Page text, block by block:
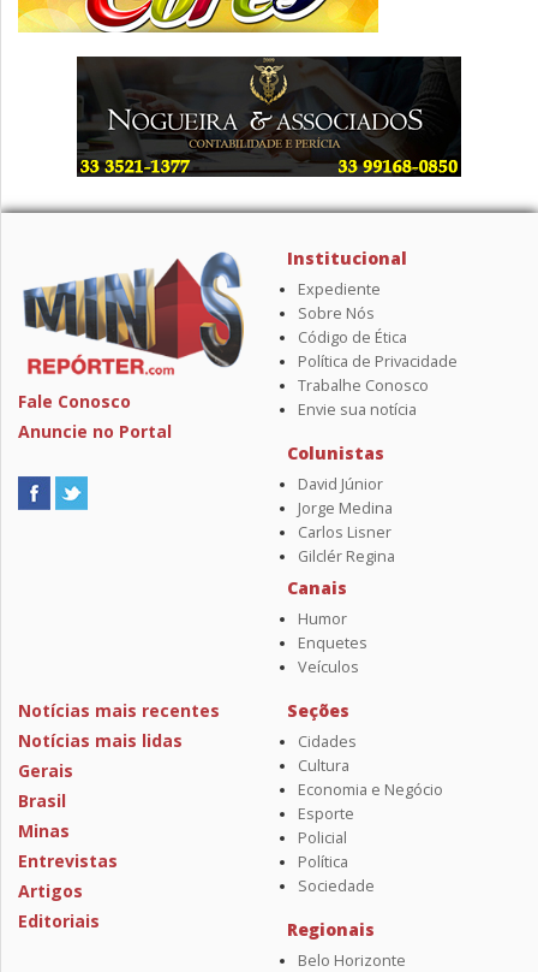
Fale Conosco
Anuncie no Portal
Institucional
Expediente
Sobre Nós
Código de Ética
Política de Privacidade
Trabalhe Conosco
Envie sua notícia
Colunistas
David Júnior
Jorge Medina
Carlos Lisner
Gilclér Regina
Canais
Humor
Enquetes
Veículos
Notícias mais recentes
Notícias mais lidas
Gerais
Brasil
Minas
Entrevistas
Artigos
Editoriais
Seções
Cidades
Cultura
Economia e Negócio
Esporte
Policial
Política
Sociedade
Regionais
Belo Horizonte